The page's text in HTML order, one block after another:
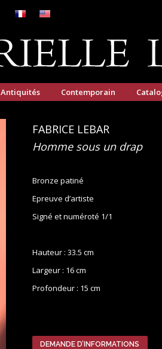
Antiquités Contemporain
FABRICE LEBAR
Homme sous un drap
Bronze patiné
Epreuve d’artiste
Signé et numéroté 1/1
Hauteur : 33.5 cm
Largeur : 16 cm
Profondeur : 15 cm
DEMANDE D’INFORMATIONS